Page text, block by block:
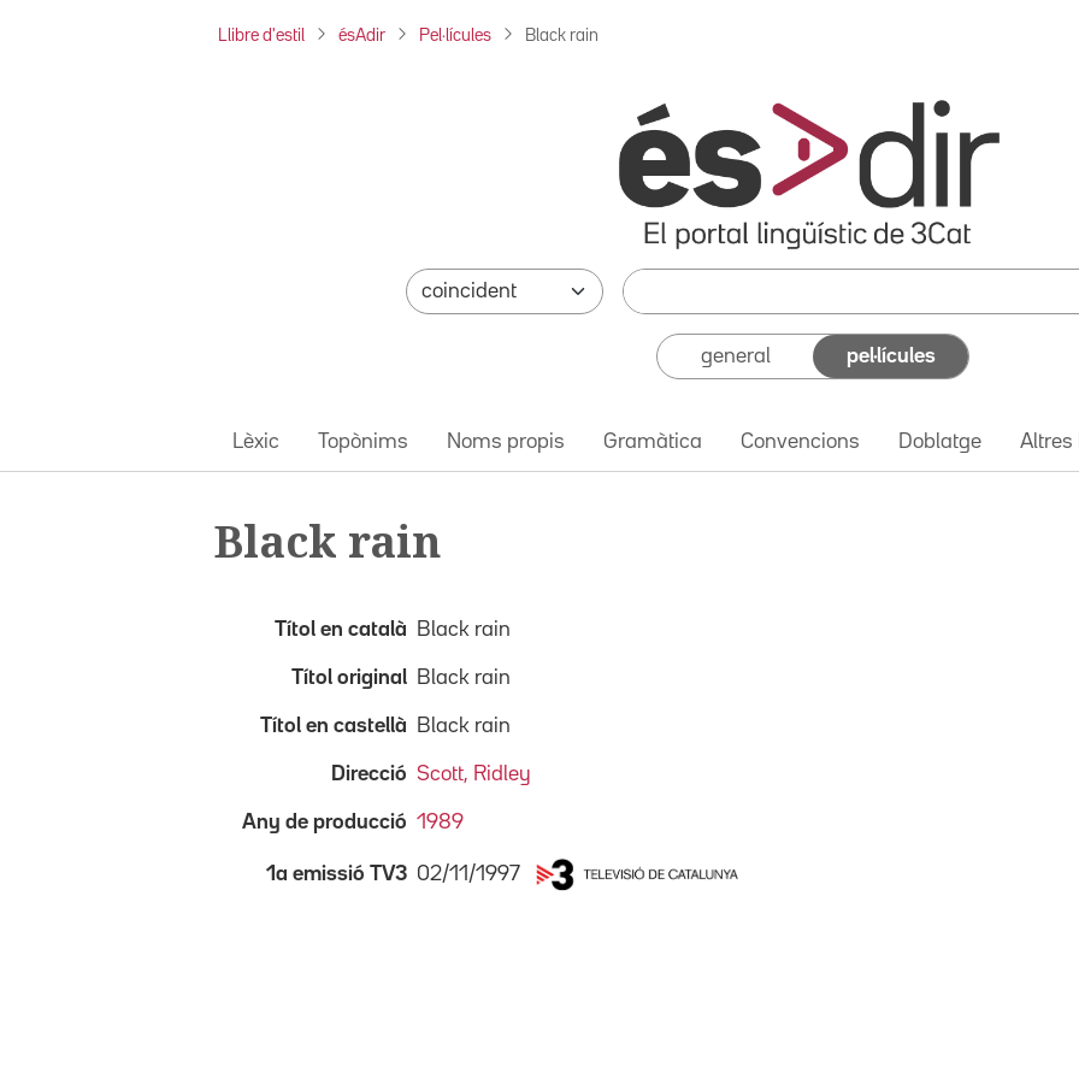
Llibre d'estil ésAdir Pel·lícules Black rain
general pel·lícules
Lèxic Topònims Noms propis Gramàtica Convencions Doblatge Altres
Black rain
Títol en català Black rain
Títol original Black rain
Títol en castellà Black rain
Direcció Scott, Ridley
Any de producció 1989
1a emissió TV3 02/11/1997